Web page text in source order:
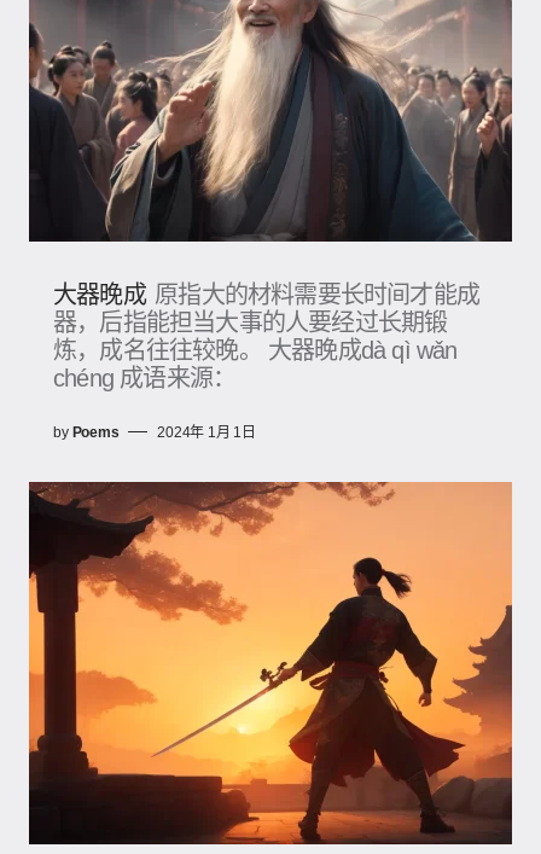
大器晚成 原指大的材料需要长时间才能成
器，后指能担当大事的人要经过长期锻
炼，成名往往较晚。 大器晚成dà qì wǎn
chéng 成语来源：
by Poems 2024年 1月 1日